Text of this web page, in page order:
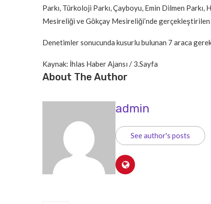
Parkı, Türkoloji Parkı, Çayboyu, Emin Dilmen Parkı,
Mesireliği ve Gökçay Mesireliği’nde
Denetimler sonucunda kusurlu bulunan 7 araca
Kaynak: İhlas Haber Ajansı / 3.Sayfa
About The Author
admin
See author's posts